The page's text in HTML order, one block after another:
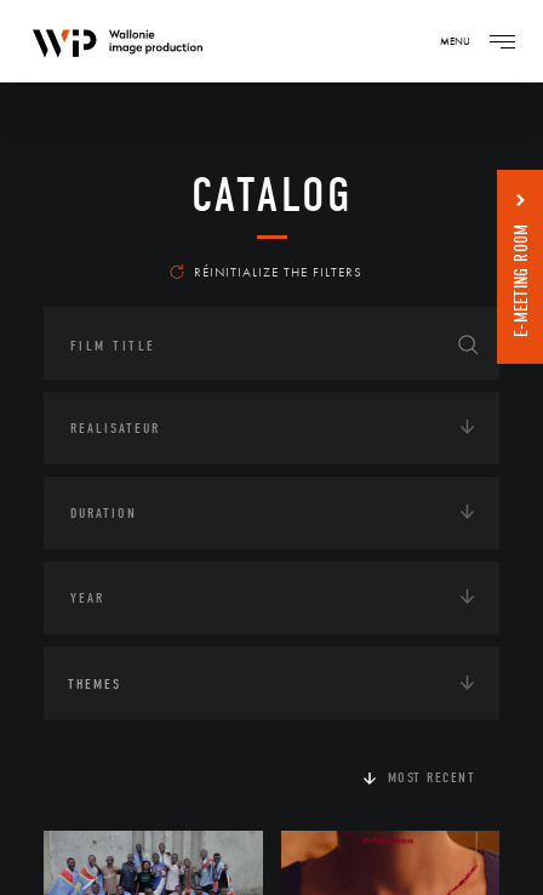
MENU
CATALOG
RÉINITIALIZE THE FILTERS
THEMES
MOST RECENT
E-MEETING ROOM